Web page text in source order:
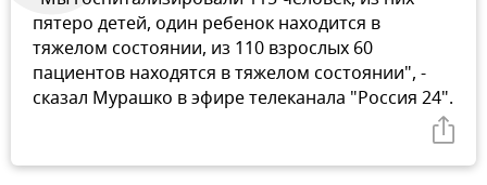
пятеро детей, один ребенок находится в
тяжелом состоянии, из 110 взрослых 60
пациентов находятся в тяжелом состоянии", -
сказал Мурашко в эфире телеканала "Россия 24".